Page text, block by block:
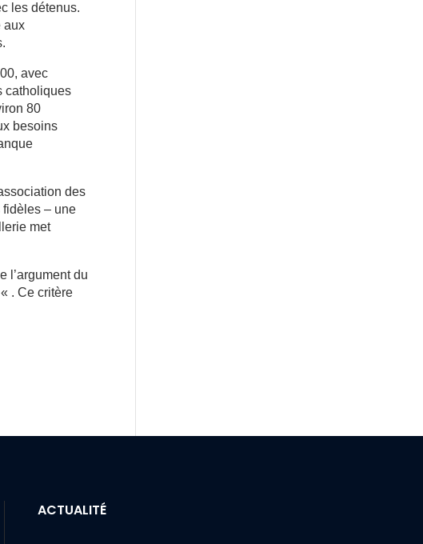
les détenus.
aux
avec
catholiques
80
besoins
des
fidèles – une
met
l’argument du
. Ce critère
ACTUALITÉ